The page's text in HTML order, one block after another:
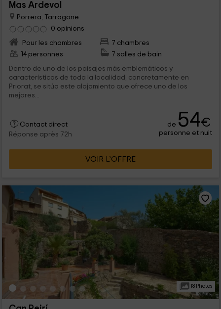
Mas Ardevol
Porrera, Tarragone
0 opinions
Pour les chambres
7 chambres
14 personnes
7 salles de bain
Dentro de uno de los paisajes más emblemáticos y
característicos de toda la localidad, concretamente en
Priorat, se sitúa este alojamiento que ofrece uno de los
mejores...
Contact direct
Réponse après 72h
de 54€
personne et nuit
VOIR L’OFFRE
18 Photos